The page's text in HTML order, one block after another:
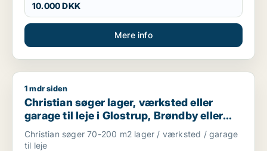
10.000 DKK
Mere info
Christian søger lager, værksted eller garage til leje i
1 mdr siden
Christian søger lager, værksted eller
garage til leje i Glostrup, Brøndby eller
Rødovre m.fl.
Christian søger 70-200 m2 lager / værksted / garage
til leje